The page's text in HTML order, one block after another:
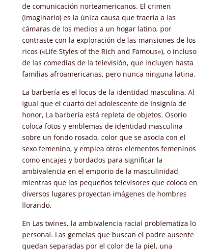
de comunicación norteamericanos. El crimen
(imaginario) es la única causa que traería a las
cámaras de los medios a un hogar latino, por
contraste con la exploración de las mansiones de los
ricos («Life Styles of the Rich and Famous»), o incluso
de las comedias de la televisión, que incluyen hasta
familias afroamericanas, pero nunca ninguna latina.
La barbería es el locus de la identidad masculina. Al
igual que el cuarto del adolescente de Insignia de
honor, La barbería está repleta de objetos. Osorio
coloca fotos y emblemas de identidad masculina
sobre un fondo rosado, color que se asocia con el
sexo femenino, y emplea otros elementos femeninos
como encajes y bordados para significar la
ambivalencia en el emporio de la masculinidad,
mientras que los pequeños televisores que coloca en
diversos lugares proyectan imágenes de hombres
llorando.
En Las twines, la ambivalencia racial problematiza lo
personal. Las gemelas que buscan el padre ausente
quedan separadas por el color de la piel, una